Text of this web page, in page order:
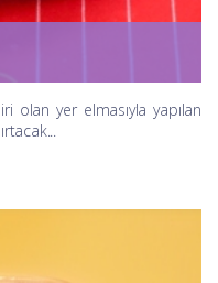
olan yer elmasıyla yapılan